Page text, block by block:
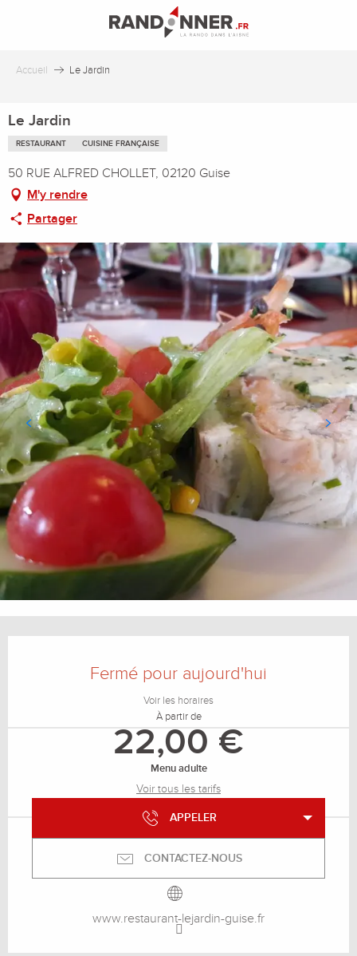
principal
Accueil Le Jardin
Le Jardin
RESTAURANT CUISINE FRANÇAISE
50 RUE ALFRED CHOLLET, 02120 Guise
M'y rendre
Partager
Fermé pour aujourd'hui
Voir les horaires
À partir de
22,00 €
Menu adulte
Voir tous les tarifs
APPELER
CONTACTEZ-NOUS
www.restaurant-lejardin-guise.fr